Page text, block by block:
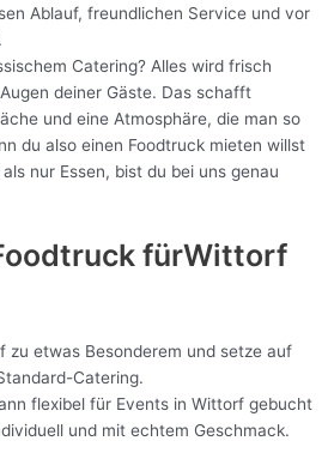
Ablauf, freundlichen Service und vor
Catering? Alles wird frisch
deiner Gäste. Das schafft
und eine Atmosphäre, die man so
du also einen Foodtruck mieten willst
nur Essen, bist du bei uns genau
fürWittorf
zu etwas Besonderem und setze auf
Catering.
flexibel für Events in Wittorf gebucht
und mit echtem Geschmack.